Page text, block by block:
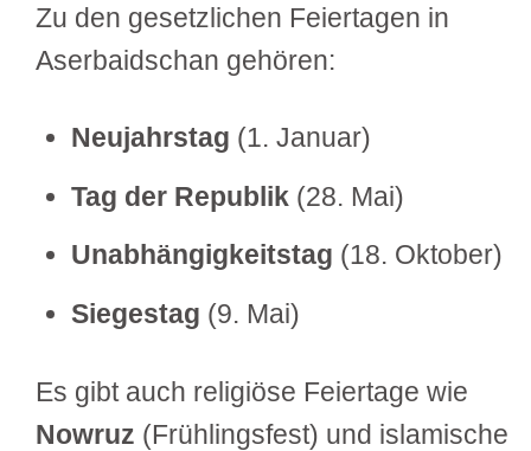
Zu den gesetzlichen Feiertagen in
Aserbaidschan gehören:
Neujahrstag (1. Januar)
Tag der Republik(28. Mai)
Unabhängigkeitstag (18. Oktober)
Siegestag (9. Mai)
Es gibt auch religiöse Feiertage wie
Nowruz (Frühlingsfest) und islamische